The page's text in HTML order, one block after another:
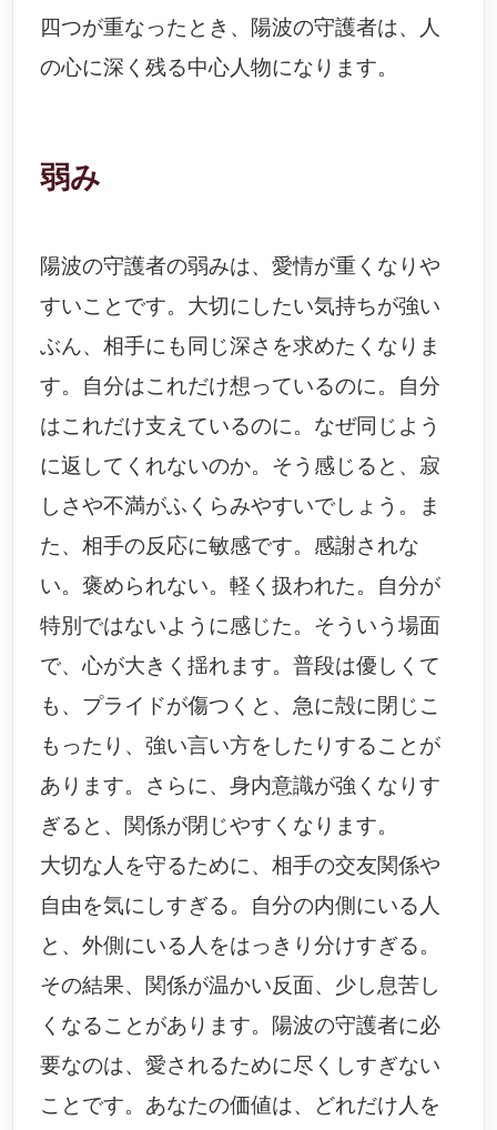
四つが重なったとき、陽波の守護者は、人
の心に深く残る中心人物になります。
弱み
陽波の守護者の弱みは、愛情が重くなりや
すいことです。大切にしたい気持ちが強い
ぶん、相手にも同じ深さを求めたくなりま
す。自分はこれだけ想っているのに。自分
はこれだけ支えているのに。なぜ同じよう
に返してくれないのか。そう感じると、寂
しさや不満がふくらみやすいでしょう。ま
た、相手の反応に敏感です。感謝されな
い。褒められない。軽く扱われた。自分が
特別ではないように感じた。そういう場面
で、心が大きく揺れます。普段は優しくて
も、プライドが傷つくと、急に殻に閉じこ
もったり、強い言い方をしたりすることが
あります。さらに、身内意識が強くなりす
ぎると、関係が閉じやすくなります。
大切な人を守るために、相手の交友関係や
自由を気にしすぎる。自分の内側にいる人
と、外側にいる人をはっきり分けすぎる。
その結果、関係が温かい反面、少し息苦し
くなることがあります。陽波の守護者に必
要なのは、愛されるために尽くしすぎない
ことです。あなたの価値は、どれだけ人を